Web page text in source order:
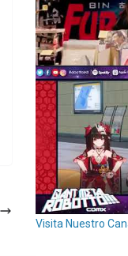
Visita Nuestro